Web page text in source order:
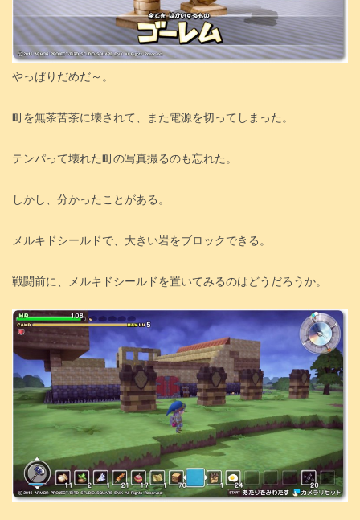
やっぱりだめだ～。
町を無茶苦茶に壊されて、また電源を切ってしまった。
テンパって壊れた町の写真撮るのも忘れた。
しかし、分かったことがある。
メルキドシールドで、大きい岩をブロックできる。
戦闘前に、メルキドシールドを置いてみるのはどうだろうか。